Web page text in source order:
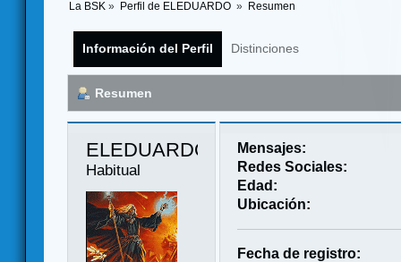
La BSK » Perfil de ELEDUARDO » Resumen
Información del Perfil Distinciones
Resumen
Habitual
Mensajes:
Redes Sociales:
Edad:
Ubicación:
Fecha de registro: